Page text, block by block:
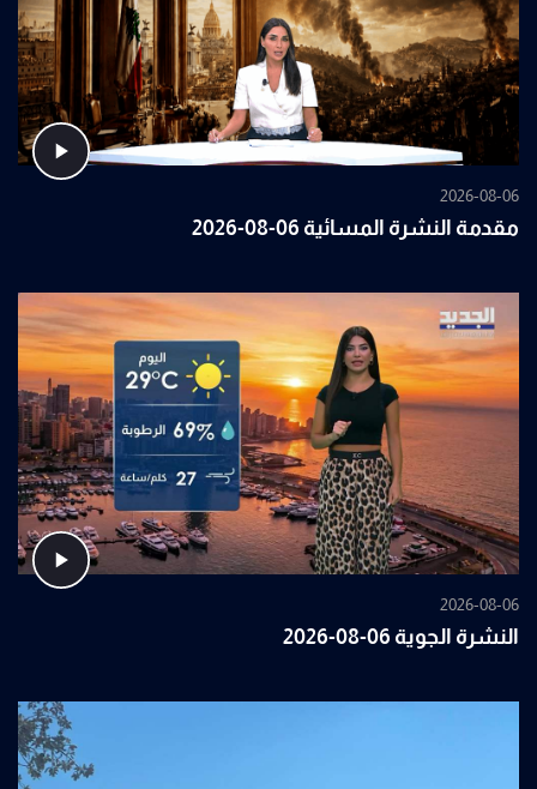
2026-08-06
مقدمة النشرة المسائية 06-08-2026
2026-08-06
النشرة الجوية 06-08-2026